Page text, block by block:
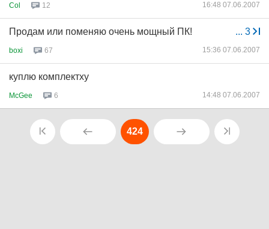
Col 12 16:48 07.06.2007
... 3
Продам или поменяю очень мощный ПК!
boxi 67 15:36 07.06.2007
куплю комплектху
McGee 6 14:48 07.06.2007
424